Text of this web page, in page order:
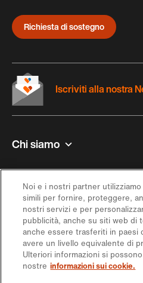
Richiesta di sostegno
Chi siamo
Ispirazione
Offerta
Iscriviti alla nostra
Noi e i nostri partner
simili per fornire, proteggere,
nostri servizi e per
pubblicità, anche su siti web di
anche essere trasferiti in paesi
avere un livello equivalente di
Ulteriori informazioni si
nostre informazioni sui cookie.